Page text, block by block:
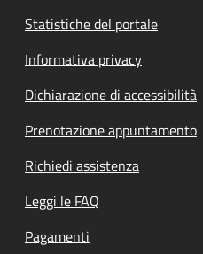
Statistiche del portale
Informativa privacy
Dichiarazione di accessibilità
Prenotazione appuntamento
Richiedi assistenza
Leggi le FAQ
Pagamenti